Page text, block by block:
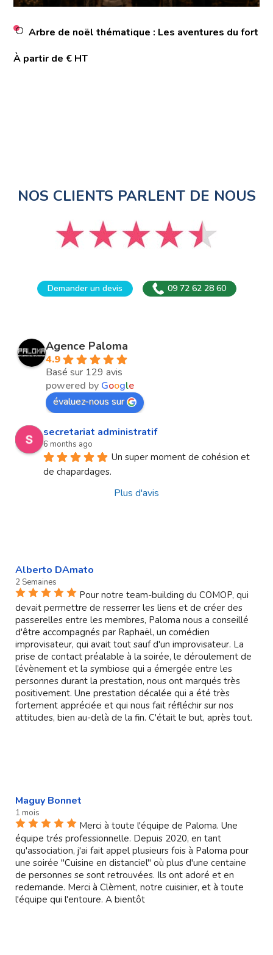
Arbre de noël thématique : Les aventures du fort
À partir de € HT
NOS CLIENTS PARLENT DE NOUS
Demander un devis 09 72 62 28 60
Agence Paloma
4.9
Basé sur 129 avis
powered by Google
évaluez-nous sur
secretariat administratif
6 months ago
Un super moment de cohésion et
de chapardages.
Plus d'avis
Alberto DAmato
2 Semaines
Pour notre team-building du COMOP, qui
devait permettre de resserrer les liens et de créer des
passerelles entre les membres, Paloma nous a conseillé
d'être accompagnés par Raphaël, un comédien
improvisateur, qui avait tout sauf d'un improvisateur. La
prise de contact préalable à la soirée, le déroulement de
l’évènement et la symbiose qui a émergée entre les
personnes durant la prestation, nous ont marqués très
positivement. Une prestation décalée qui a été très
fortement appréciée et qui nous fait réfléchir sur nos
attitudes, bien au-delà de la fin. C'était le but, après tout.
Maguy Bonnet
1 mois
Merci à toute l'équipe de Paloma. Une
équipe trés professionnelle. Depuis 2020, en tant
qu'association, j'ai fait appel plusieurs fois à Paloma pour
une soirée "Cuisine en distanciel" où plus d'une centaine
de personnes se sont retrouvées. Ils ont adoré et en
redemande. Merci à Clèment, notre cuisinier, et à toute
l'équipe qui l'entoure. A bientôt